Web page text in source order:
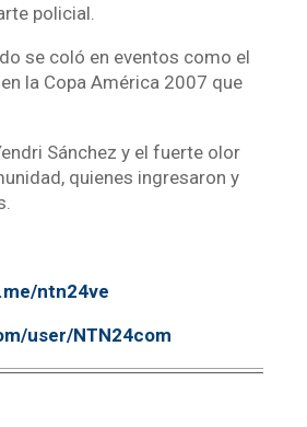
policial.
se coló en eventos como el
la Copa América 2007 que
Sánchez y el fuerte olor
quienes ingresaron y
ntn24ve
user/NTN24com